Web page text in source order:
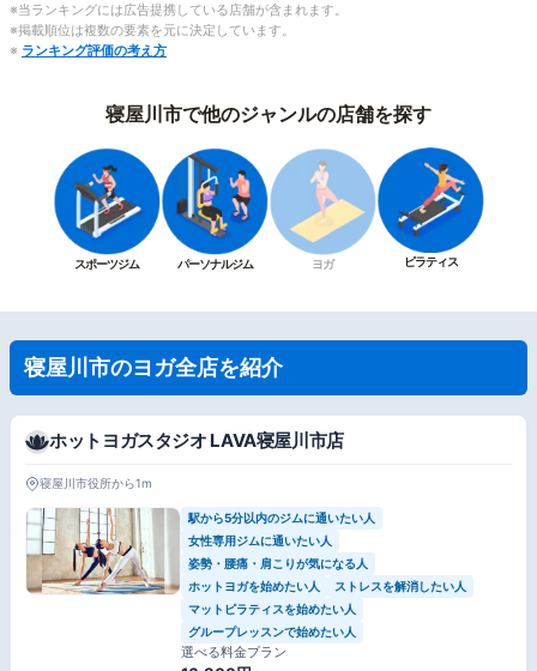
※当ランキングには広告提携している店舗が含まれます。
※掲載順位は複数の要素を元に決定しています。
※ ランキング評価の考え方
寝屋川市で他のジャンルの店舗を探す
スポーツジム パーソナルジム ヨガ ピラティス
寝屋川市のヨガ全店を紹介
ホットヨガスタジオ LAVA寝屋川市店
寝屋川市役所から1m
駅から5分以内のジムに通いたい人
女性専用ジムに通いたい人
姿勢・腰痛・肩こりが気になる人
ホットヨガを始めたい人
ストレスを解消したい人
マットピラティスを始めたい人
グループレッスンで始めたい人
選べる料金プラン